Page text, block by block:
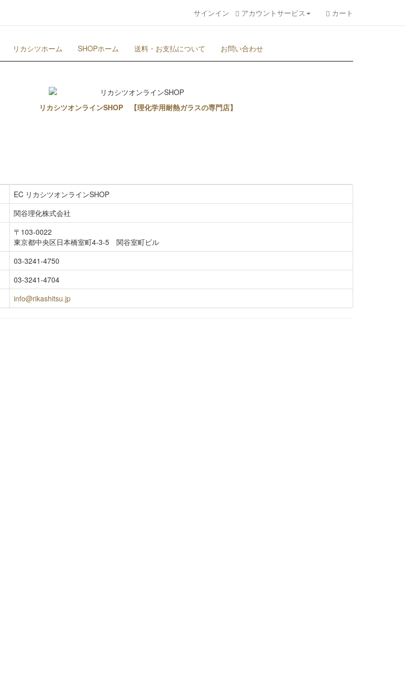
サインイン アカウントサービス カート
リカシツホーム SHOPホーム 送料・お支払について お問い合わせ
リカシツオンラインSHOP 【理化学用耐熱ガラスの専門店】
EC リカシツオンラインSHOP
関谷理化株式会社
〒103-0022
東京都中央区日本橋室町4-3-5 関谷室町ビル
03-3241-4750
03-3241-4704
info@rikashitsu.jp